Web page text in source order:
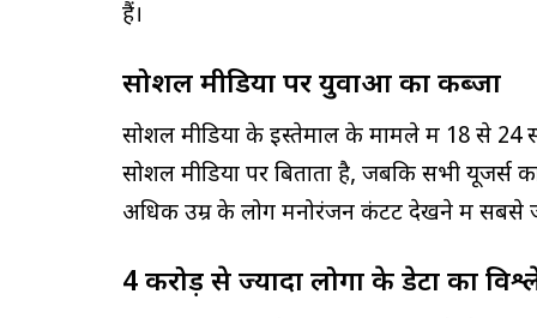
हैं।
सोशल मीडिया पर युवाओं का कब्जा
सोशल मीडिया के इस्तेमाल के मामले में 18 से 24
सोशल मीडिया पर बिताता है, जबकि सभी
अधिक उम्र के लोग मनोरंजन कंटेंट देखने में सबसे
4 करोड़ से ज्यादा लोगों के डेटा का